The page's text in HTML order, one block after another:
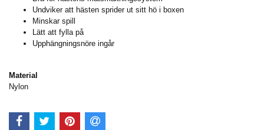
Undviker att hästen sprider ut sitt hö i boxen
Minskar spill
Lätt att fylla på
Upphängningsnöre ingår
Material
Nylon